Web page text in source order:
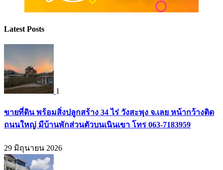
Latest Posts
1
ขายที่ดิน พร้อมสิ่งปลูกสร้าง 34 ไร่ วังสะพุง จ.เลย หน้ากว้างติด
ถนนใหญ่ มีบ้านพักส่วนตัวบนเนินเขา โทร 063-7183959
29 มิถุนายน 2026